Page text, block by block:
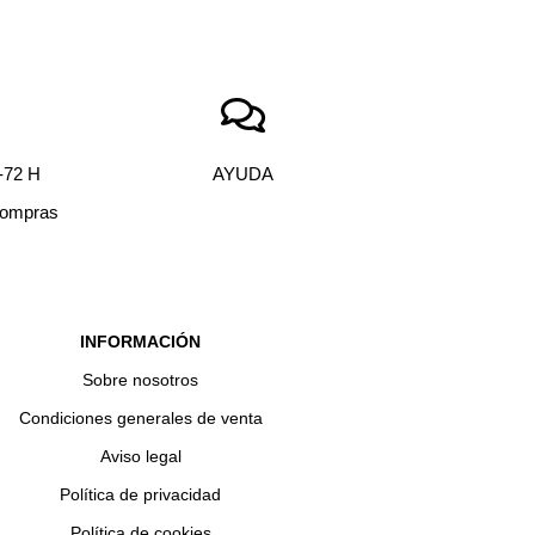
H
AYUDA
INFORMACIÓN
Sobre nosotros
Condiciones generales de venta
Aviso legal
Política de privacidad